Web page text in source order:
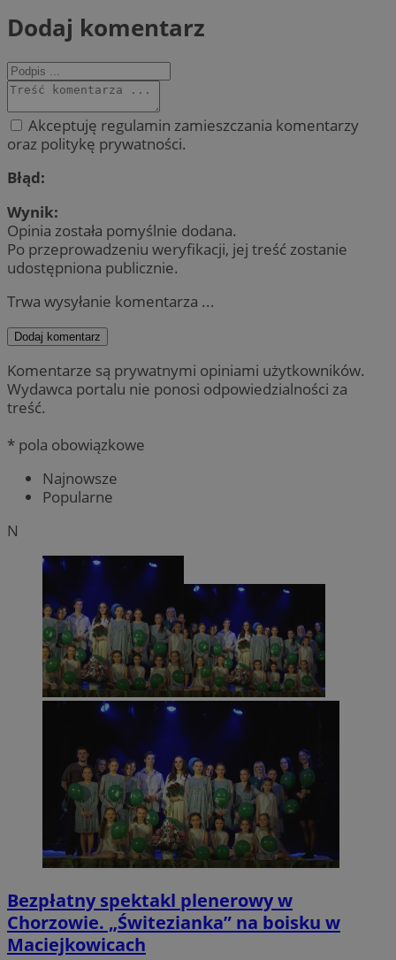
Dodaj komentarz
Akceptuję regulamin zamieszczania komentarzy
oraz politykę prywatności.
Błąd:
Wynik:
Opinia została pomyślnie dodana.
Po przeprowadzeniu weryfikacji, jej treść zostanie
udostępniona publicznie.
Trwa wysyłanie komentarza ...
Dodaj komentarz
Komentarze są prywatnymi opiniami użytkowników.
Wydawca portalu nie ponosi odpowiedzialności za
treść.
* pola obowiązkowe
Najnowsze
Popularne
N
Bezpłatny spektakl plenerowy w
Chorzowie. „Świtezianka” na boisku w
Maciejkowicach